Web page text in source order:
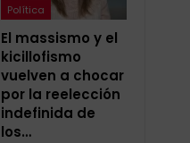
Política
El massismo y el
kicillofismo
vuelven a chocar
por la reelección
indefinida de
los…